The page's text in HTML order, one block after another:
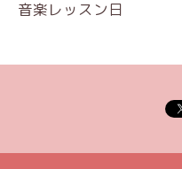
音楽レッスン日